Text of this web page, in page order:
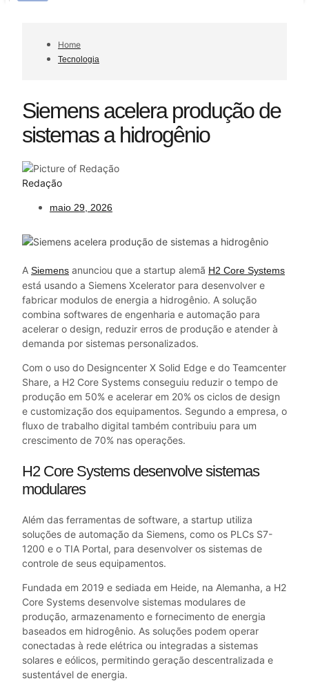
Home
Tecnologia
Siemens acelera produção de
sistemas a hidrogênio
Redação
maio 29, 2026
A Siemens anunciou que a startup alemã H2 Core Systems
está usando a Siemens Xcelerator para desenvolver e
fabricar modulos de energia a hidrogênio. A solução
combina softwares de engenharia e automação para
acelerar o design, reduzir erros de produção e atender à
demanda por sistemas personalizados.
Com o uso do Designcenter X Solid Edge e do Teamcenter
Share, a H2 Core Systems conseguiu reduzir o tempo de
produção em 50% e acelerar em 20% os ciclos de design
e customização dos equipamentos. Segundo a empresa, o
fluxo de trabalho digital também contribuiu para um
crescimento de 70% nas operações.
H2 Core Systems desenvolve sistemas
modulares
Além das ferramentas de software, a startup utiliza
soluções de automação da Siemens, como os PLCs S7-
1200 e o TIA Portal, para desenvolver os sistemas de
controle de seus equipamentos.
Fundada em 2019 e sediada em Heide, na Alemanha, a H2
Core Systems desenvolve sistemas modulares de
produção, armazenamento e fornecimento de energia
baseados em hidrogênio. As soluções podem operar
conectadas à rede elétrica ou integradas a sistemas
solares e eólicos, permitindo geração descentralizada e
sustentável de energia.